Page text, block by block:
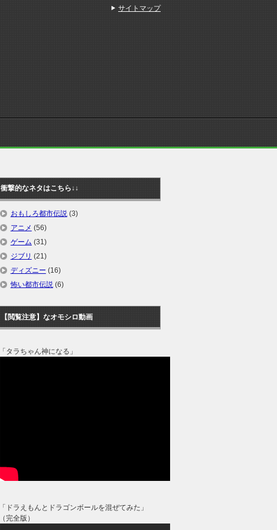
衝撃的なネタはこちら↓↓
おもしろ都市伝説(3)
アニメ (56)
ゲーム (31)
ジブリ (21)
ディズニー (16)
怖い都市伝説(6)
【閲覧注意】なオモシロ動画
「タラちゃん神になる」
「ドラえもんとドラゴンボールを混ぜてみた」
（完全版）
サイトマップ